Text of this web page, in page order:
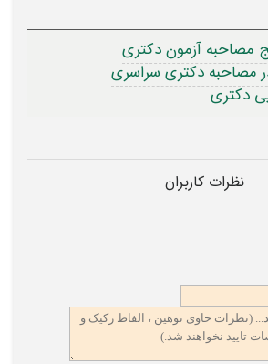
مصاحبه آزمون دکتری
مصاحبه دکتری سراسری
دکتری
نظرات کاربران